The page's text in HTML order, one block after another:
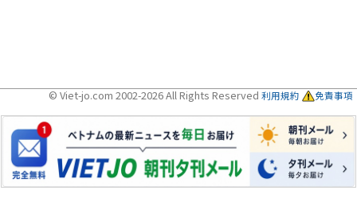
© Viet-jo.com 2002-2026 All Rights Reserved 利用規約 免責事項